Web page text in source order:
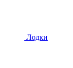
Лодки